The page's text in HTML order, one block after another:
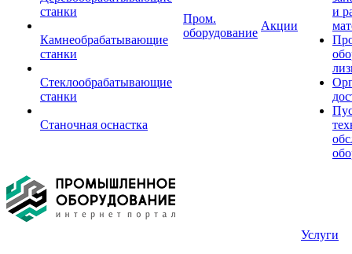
станки
Камнеобрабатывающие
станки
Стеклообрабатывающие
станки
Станочная оснастка
Пром.
оборудование
Акции
и
Услуги